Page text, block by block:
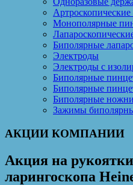
Монополярные
Биполярные
Электроды
Электроды с
Биполярные
Биполярные
Биполярные
Зажимы
АКЦИИ КОМПАНИИ
Акция на
ларингоскопа